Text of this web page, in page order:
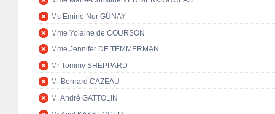
Ms Emine Nur GÜNAY
Mme Yolaine de COURSON
Mme Jennifer DE TEMMERMAN
Mr Tommy SHEPPARD
M. Bernard CAZEAU
M. André GATTOLIN